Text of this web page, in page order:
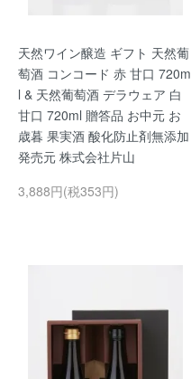
天然ワイン醸造 ギフト 天然葡
萄酒 コンコード 赤 甘口 720m
l & 天然葡萄酒 デラウェア 白
甘口 720ml 贈答品 お中元 お
歳暮 果実酒 酸化防止剤無添加
発売元 株式会社片山
3,888円(税353円)